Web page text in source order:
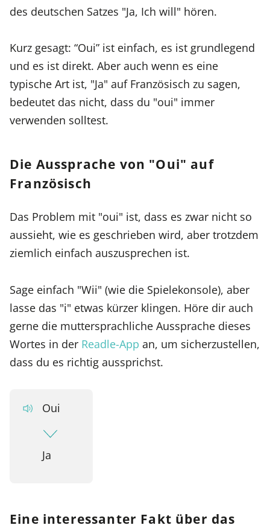
des deutschen Satzes "Ja, Ich will" hören.
Kurz gesagt: “Oui” ist einfach, es ist grundlegend
und es ist direkt. Aber auch wenn es eine
typische Art ist, "Ja" auf Französisch zu sagen,
bedeutet das nicht, dass du "oui" immer
verwenden solltest.
Die Aussprache von "Oui" auf
Französisch
Das Problem mit "oui" ist, dass es zwar nicht so
aussieht, wie es geschrieben wird, aber trotzdem
ziemlich einfach auszusprechen ist.
Sage einfach "Wii" (wie die Spielekonsole), aber
lasse das "i" etwas kürzer klingen. Höre dir auch
gerne die muttersprachliche Aussprache dieses
Wortes in der Readle-App an, um sicherzustellen,
dass du es richtig aussprichst.
Oui
Ja
Eine interessanter Fakt über das